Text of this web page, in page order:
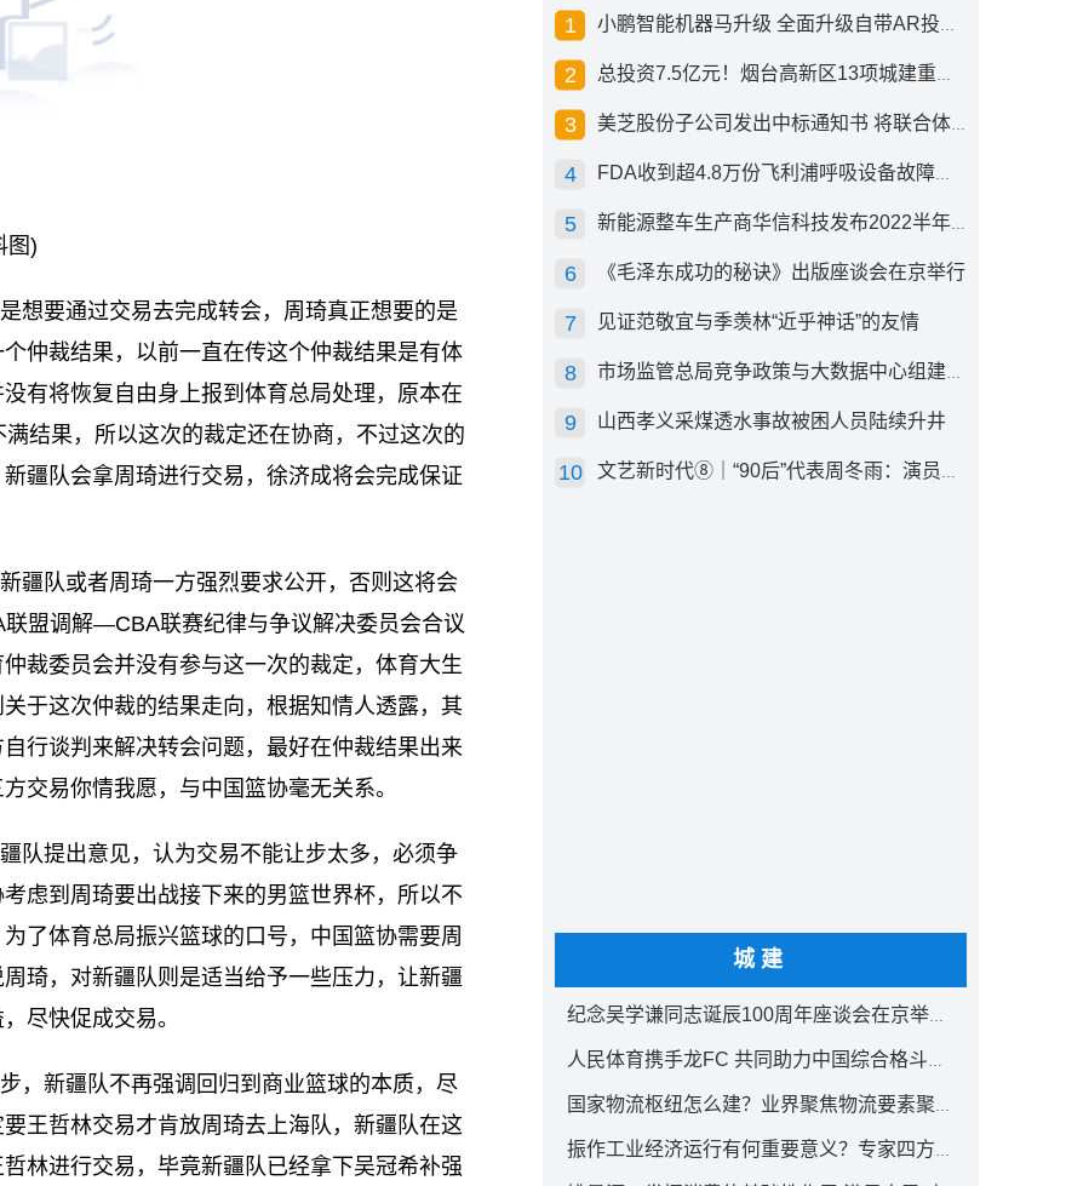
图)
想要通过交易去完成转会，周琦真正想要的是
仲裁结果，以前一直在传这个仲裁结果是有体
有将恢复自由身上报到体育总局处理，原本在
结果，所以这次的裁定还在协商，不过这次的
疆队会拿周琦进行交易，徐济成将会完成保证
疆队或者周琦一方强烈要求公开，否则这将会
盟调解—CBA联赛纪律与争议解决委员会合议
裁委员会并没有参与这一次的裁定，体育大生
于这次仲裁的结果走向，根据知情人透露，其
行谈判来解决转会问题，最好在仲裁结果出来
交易你情我愿，与中国篮协毫无关系。
队提出意见，认为交易不能让步太多，必须争
虑到周琦要出战接下来的男篮世界杯，所以不
了体育总局振兴篮球的口号，中国篮协需要周
琦，对新疆队则是适当给予一些压力，让新疆
尽快促成交易。
，新疆队不再强调回归到商业篮球的本质，尽
王哲林交易才肯放周琦去上海队，新疆队在这
林进行交易，毕竟新疆队已经拿下吴冠希补强
小鹏智能机器马升级 全面升级自带AR投影创新交互方式
总投资7.5亿元！烟台高新区13项城建重点工程开工
美芝股份子公司发出中标通知书 将联合体中标1.36亿元总承包项目
FDA收到超4.8万份飞利浦呼吸设备故障报告 其中44份死亡案例
新能源整车生产商华信科技发布2022半年度报告 同比下滑2.92%
《毛泽东成功的秘诀》出版座谈会在京举行
见证范敬宜与季羡林“近乎神话”的友情
市场监管总局竞争政策与大数据中心组建成立
山西孝义采煤透水事故被困人员陆续升井
文艺新时代⑧｜“90后”代表周冬雨：演员心里有底，得靠体验生活
城建
纪念吴学谦同志诞辰100周年座谈会在京举行 汪洋出席
人民体育携手龙FC 共同助力中国综合格斗事业发展
国家物流枢纽怎么建？业界聚焦物流要素聚集方式创新
振作工业经济运行有何重要意义？专家四方面权威解读